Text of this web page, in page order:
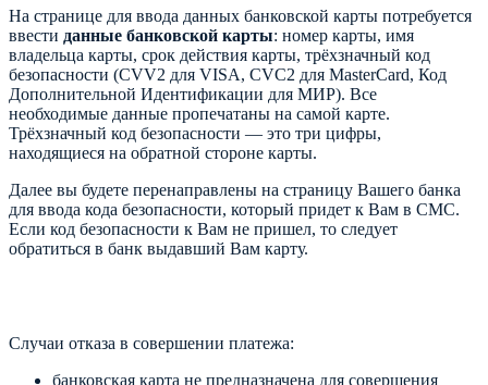
На странице для ввода данных банковской карты потребуется
ввести данные банковской карты: номер карты, имя
владельца карты, срок действия карты, трёхзначный код
безопасности (CVV2 для VISA, CVC2 для MasterCard, Код
Дополнительной Идентификации для МИР). Все
необходимые данные пропечатаны на самой карте.
Трёхзначный код безопасности — это три цифры,
находящиеся на обратной стороне карты.
Далее вы будете перенаправлены на страницу Вашего банка
для ввода кода безопасности, который придет к Вам в СМС.
Если код безопасности к Вам не пришел, то следует
обратиться в банк выдавший Вам карту.
Случаи отказа в совершении платежа:
банковская карта не предназначена для совершения